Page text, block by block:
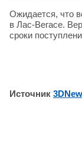
Ожидается, что
в Лас-Вегасе.
сроки
Источник